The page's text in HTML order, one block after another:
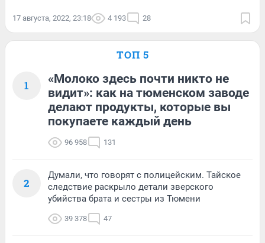
17 августа, 2022, 23:18 4 193 28
ТОП 5
1
«Молоко здесь почти никто не
видит»: как на тюменском заводе
делают продукты, которые вы
покупаете каждый день
96 958 131
2
Думали, что говорят с полицейским. Тайское
следствие раскрыло детали зверского
убийства брата и сестры из Тюмени
39 378 47